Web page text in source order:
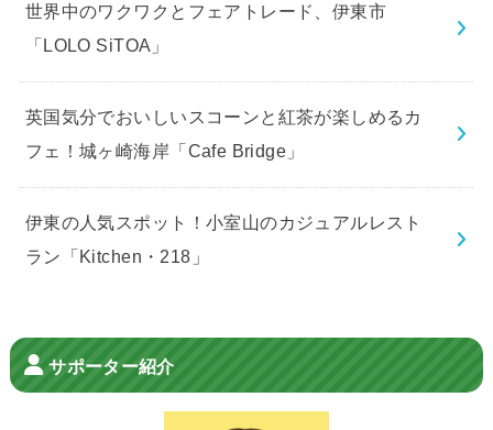
世界中のワクワクとフェアトレード、伊東市
「LOLO SiTOA」
英国気分でおいしいスコーンと紅茶が楽しめるカ
フェ！城ヶ崎海岸「Cafe Bridge」
伊東の人気スポット！小室山のカジュアルレスト
ラン「Kitchen・218」
サポーター紹介